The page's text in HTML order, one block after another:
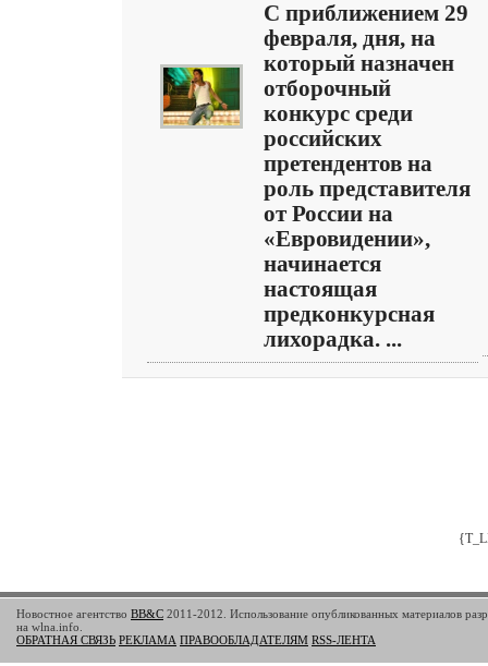
С приближением 29
февраля, дня, на
который назначен
отборочный
конкурс среди
российских
претендентов на
роль представителя
от России на
«Евровидении»,
начинается
настоящая
предконкурсная
лихорадка. ...
Новостное агентство BB&C 2011-2012. Использование опубликованных материалов
на wlna.info.
ОБРАТНАЯ СВЯЗЬ РЕКЛАМА ПРАВООБЛАДАТЕЛЯМ RSS-ЛЕНТА